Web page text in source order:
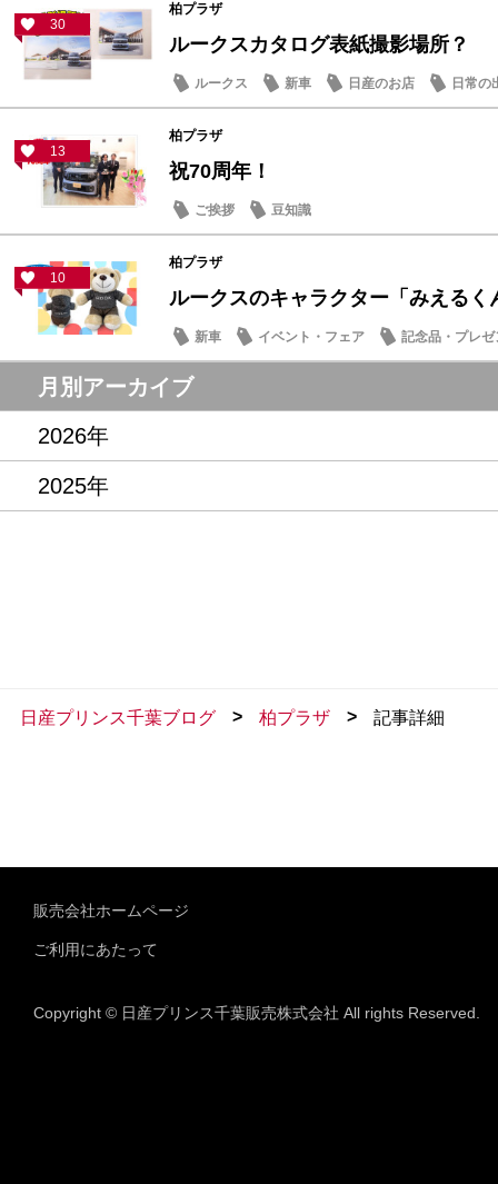
30
柏プラザ
ルークスカタログ表紙撮影場所？
ルークス 新車 日産のお店 日常の
13
柏プラザ
祝70周年！
ご挨拶 豆知識
10
柏プラザ
ルークスのキャラクター「みえるく
新車 イベント・フェア 記念品・プレゼ
月別アーカイブ
2026年
2025年
日産プリンス千葉ブログ > 柏プラザ > 記事詳細
販売会社ホームページ
ご利用にあたって
Copyright © 日産プリンス千葉販売株式会社 All rights Reserved.